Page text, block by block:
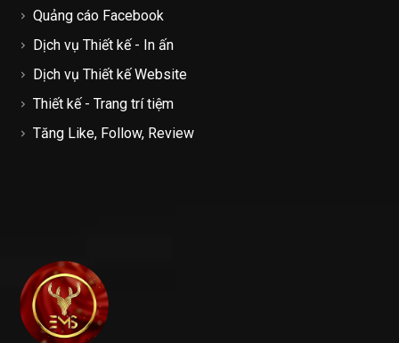
Quảng cáo Facebook
Dịch vụ Thiết kế - In ấn
Dịch vụ Thiết kế Website
Thiết kế - Trang trí tiệm
Tăng Like, Follow, Review